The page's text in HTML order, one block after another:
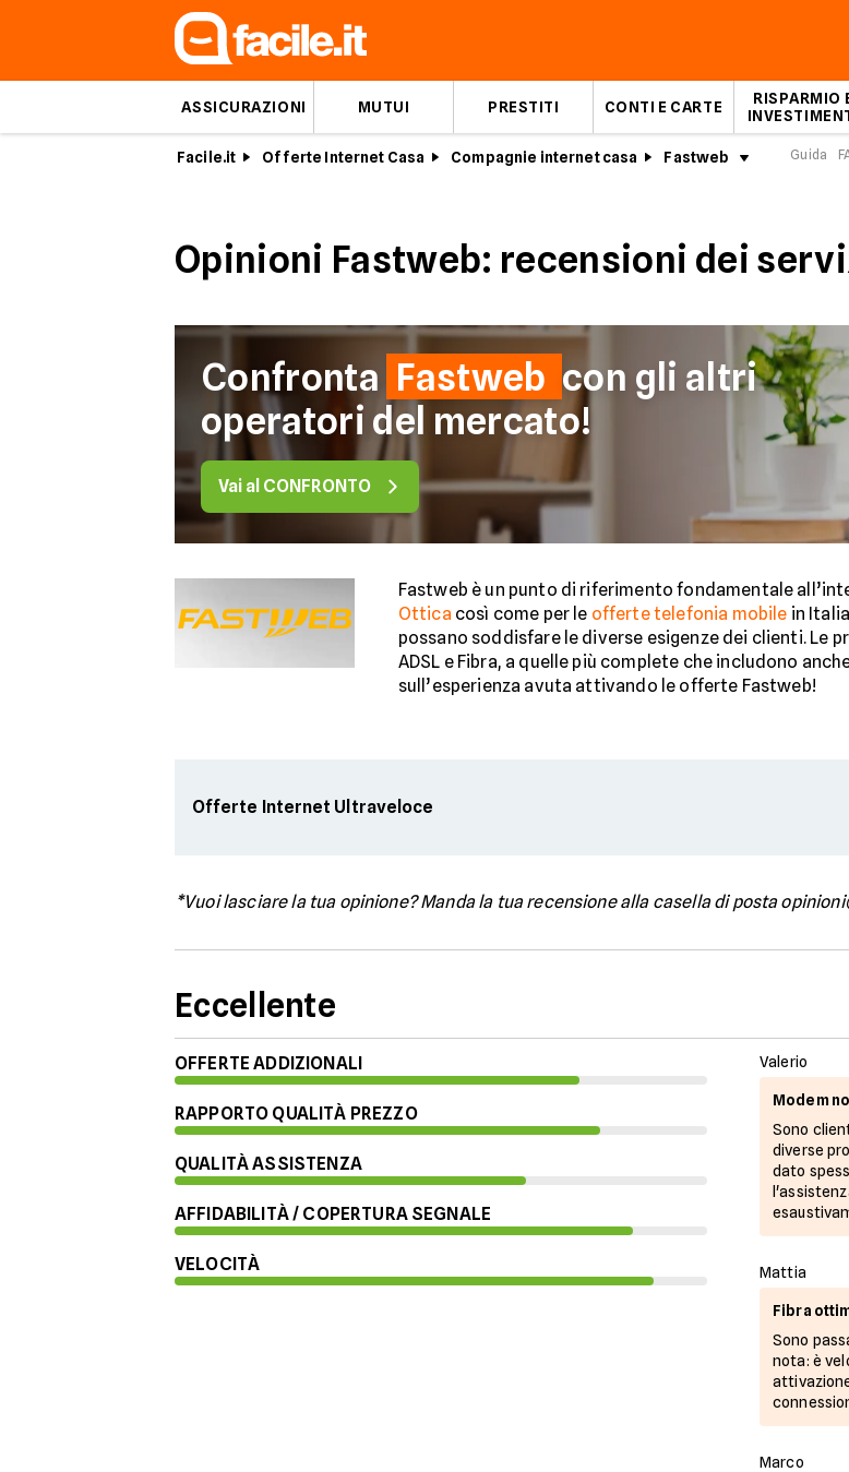
ASSICURAZIONI MUTUI PRESTITI CONTI E CARTE
RISPARMIO
Facile.it Offerte Internet Casa Compagnie internet casa Fastweb Opinioni e
Guida
Opinioni Fastweb: recensioni dei
Confronta Fastweb con gli altri
operatori del mercato!
Vai al CONFRONTO
Fastweb è un punto di riferimento fondamentale
Ottica così come per le offerte telefonia mobile in
possano soddisfare le diverse esigenze dei clienti. Le
ADSL e Fibra, a quelle più complete che includono
sull’esperienza avuta attivando le offerte Fastweb!
Offerte Internet Ultraveloce
*Vuoi lasciare la tua opinione? Manda la tua recensione alla casella di posta
Eccellente
OFFERTE ADDIZIONALI
RAPPORTO QUALITÀ PREZZO
QUALITÀ ASSISTENZA
AFFIDABILITÀ / COPERTURA SEGNALE
VELOCITÀ
Valerio
Modem
Sono
diverse
dato
Mattia
Fibra
Sono
nota: è
Marco